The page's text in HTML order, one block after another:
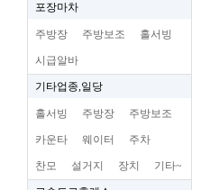
포장마차
주방장 주방보조 홀서빙
시급알바
기타업종,일당
홀서빙 주방장 주방보조
카운타 웨이터 주차
찬모 설거지 장치 기타~